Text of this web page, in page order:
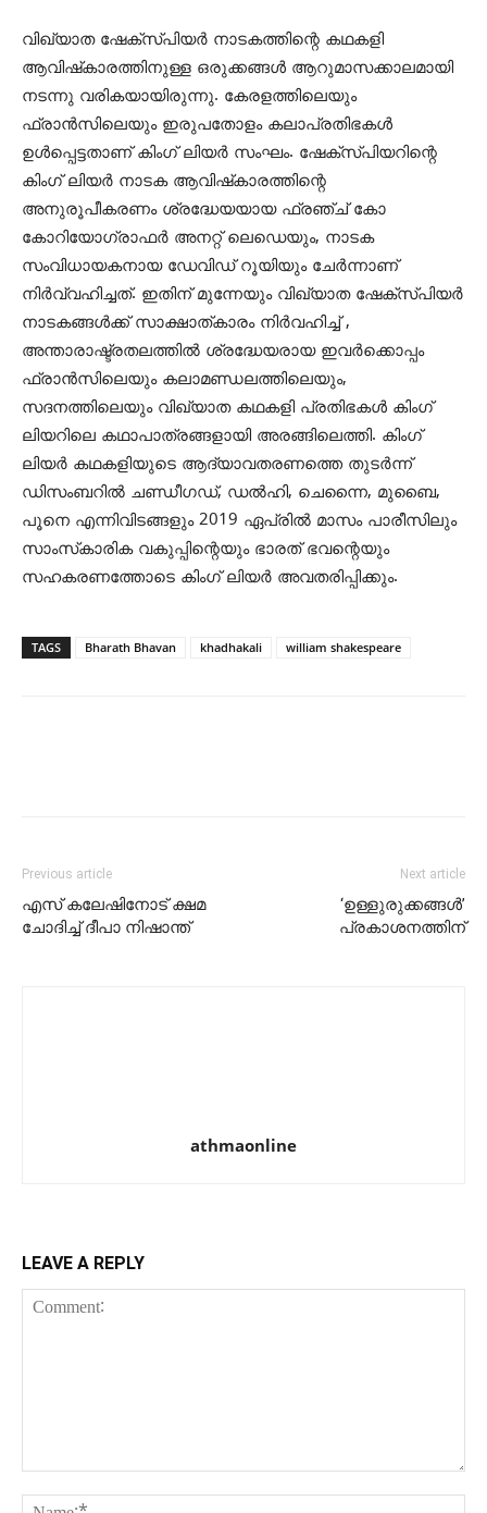
വിഖ്യാത ഷേക്സ്പിയര്‍ നാടകത്തിന്റെ കഥകളി
ആവിഷ്‌കാരത്തിനുള്ള ഒരുക്കങ്ങള്‍ ആറുമാസക്കാലമായി
നടന്നു വരികയായിരുന്നു. കേരളത്തിലെയും
ഫ്രാന്‍സിലെയും ഇരുപതോളം കലാപ്രതിഭകള്‍
ഉള്‍പ്പെട്ടതാണ് കിംഗ് ലിയര്‍ സംഘം. ഷേക്‌സ്പിയറിന്റെ
കിംഗ് ലിയര്‍ നാടക ആവിഷ്‌കാരത്തിന്റെ
അനുരൂപീകരണം ശ്രദ്ധേയയായ ഫ്രഞ്ച് കോ
കോറിയോഗ്രാഫര്‍ അനറ്റ് ലെഡെയും, നാടക
സംവിധായകനായ ഡേവിഡ് റൂയിയും ചേര്‍ന്നാണ്
നിര്‍വ്വഹിച്ചത്. ഇതിന് മുന്നേയും വിഖ്യാത ഷേക്‌സ്പിയര്‍
നാടകങ്ങള്‍ക്ക് സാക്ഷാത്കാരം നിര്‍വഹിച്ച് ,
അന്താരാഷ്ട്രതലത്തില്‍ ശ്രദ്ധേയരായ ഇവര്‍ക്കൊപ്പം
ഫ്രാന്‍സിലെയും കലാമണ്ഡലത്തിലെയും,
സദനത്തിലെയും വിഖ്യാത കഥകളി പ്രതിഭകള്‍ കിംഗ്
ലിയറിലെ കഥാപാത്രങ്ങളായി അരങ്ങിലെത്തി. കിംഗ്
ലിയര്‍ കഥകളിയുടെ ആദ്യാവതരണത്തെ തുടര്‍ന്ന്
ഡിസംബറില്‍ ചണ്ഡീഗഡ്, ഡല്‍ഹി, ചെന്നൈ, മുബൈ,
പൂനെ എന്നിവിടങ്ങളും 2019 ഏപ്രില്‍ മാസം പാരീസിലും
സാംസ്‌കാരിക വകുപ്പിന്റെയും ഭാരത് ഭവന്റെയും
സഹകരണത്തോടെ കിംഗ് ലിയര്‍ അവതരിപ്പിക്കും.
TAGS Bharath Bhavan khadhakali william shakespeare
Previous article
എസ് കലേഷിനോട് ക്ഷമ
ചോദിച്ച് ദീപാ നിഷാന്ത്
Next article
‘ഉള്ളുരുക്കങ്ങള്‍’
പ്രകാശനത്തിന്
athmaonline
LEAVE A REPLY